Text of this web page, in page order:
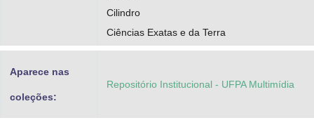
Cilindro
Ciências Exatas e da Terra
Aparece nas
coleções:
Repositório Institucional - UFPA Multimídia